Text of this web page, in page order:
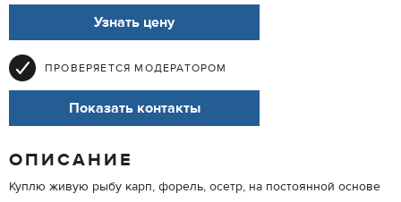
Узнать цену
ПРОВЕРЯЕТСЯ МОДЕРАТОРОМ
Показать контакты
ОПИСАНИЕ
Куплю живую рыбу карп, форель, осетр, на постоянной основе